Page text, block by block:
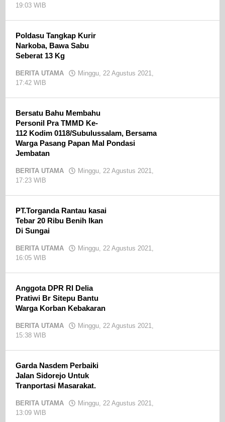
19:03 WIB
Poldasu Tangkap Kurir
Narkoba, Bawa Sabu
Seberat 13 Kg
BERITA UTAMA
Minggu, 22 Agustus 2021,
17:42 WIB
Bersatu Bahu Membahu
Personil Pra TMMD Ke-
112 Kodim 0118/Subulussalam, Bersama
Warga Pasang Papan Mal Pondasi
Jembatan
BERITA UTAMA
Minggu, 22 Agustus 2021,
17:23 WIB
PT.Torganda Rantau kasai
Tebar 20 Ribu Benih Ikan
Di Sungai
BERITA UTAMA
Minggu, 22 Agustus 2021,
16:05 WIB
Anggota DPR RI Delia
Pratiwi Br Sitepu Bantu
Warga Korban Kebakaran
BERITA UTAMA
Minggu, 22 Agustus 2021,
15:38 WIB
Garda Nasdem Perbaiki
Jalan Sidorejo Untuk
Tranportasi Masarakat.
BERITA UTAMA
Minggu, 22 Agustus 2021,
13:09 WIB